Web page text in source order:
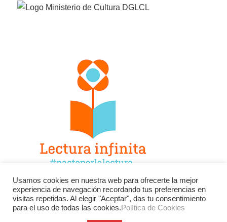
Facebook Twitter
Instagram
YouTube
LinkedIn Contacto
Usamos cookies en nuestra web para ofrecerte la mejor
experiencia de navegación recordando tus preferencias en
visitas repetidas. Al elegir "Aceptar", das tu consentimiento
para el uso de todas las cookies.Política de Cookies